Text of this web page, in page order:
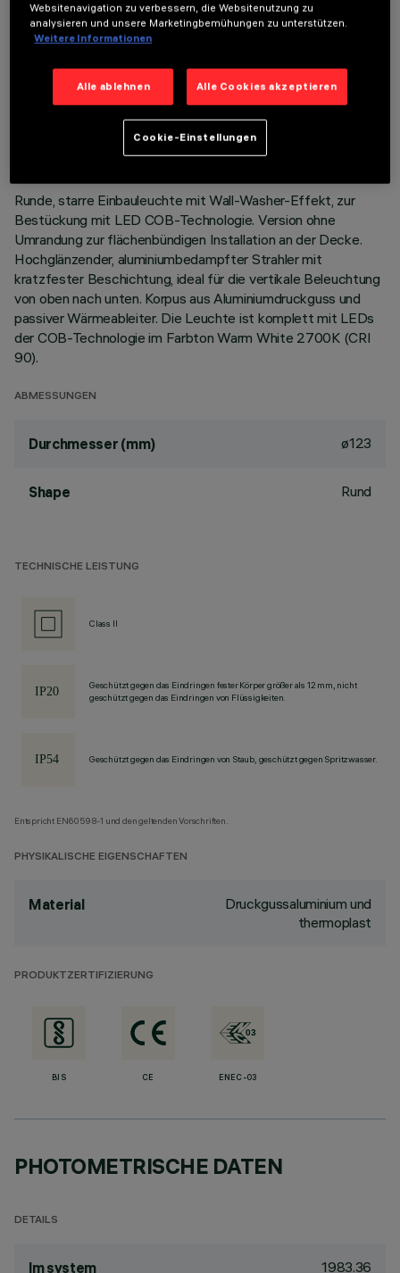
TECHNISCHE DATEN
LETZTES UPDATE: 01.08.2026
Runde, starre Einbauleuchte mit Wall-Washer-Effekt, zur
Bestückung mit LED COB-Technologie. Version ohne
Umrandung zur flächenbündigen Installation an der Decke.
Hochglänzender, aluminiumbedampfter Strahler mit
kratzfester Beschichtung, ideal für die vertikale Beleuchtung
von oben nach unten. Korpus aus Aluminiumdruckguss und
passiver Wärmeableiter. Die Leuchte ist komplett mit LEDs
der COB-Technologie im Farbton Warm White 2700K (CRI
90).
ABMESSUNGEN
Durchmesser (mm) ø123
Shape Rund
TECHNISCHE LEISTUNG
Class II
Geschützt gegen das Eindringen fester Körper größer als 12 mm, nicht
geschützt gegen das Eindringen von Flüssigkeiten.
Geschützt gegen das Eindringen von Staub, geschützt gegen Spritzwasser.
Entspricht EN60598-1 und den geltenden Vorschriften.
PHYSIKALISCHE EIGENSCHAFTEN
Material
Druckgussaluminium und
thermoplast
PRODUKTZERTIFIZIERUNG
BIS CE ENEC-03
PHOTOMETRISCHE DATEN
DETAILS
lm system 1983.36
Websitenavigation zu verbessern, die Websitenutzung zu
analysieren und unsere Marketingbemühungen zu unterstützen.
Weitere Informationen
Alle ablehnen Alle Cookies akzeptieren
Cookie-Einstellungen